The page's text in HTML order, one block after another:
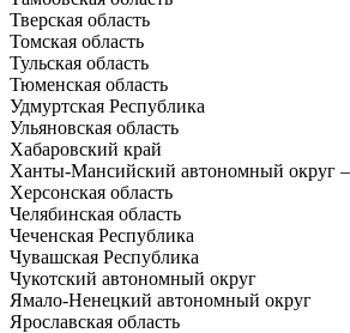
Тверская область
Томская область
Тульская область
Тюменская область
Удмуртская Республика
Ульяновская область
Хабаровский край
Ханты-Мансийский автономный округ
Херсонская область
Челябинская область
Чеченская Республика
Чувашская Республика
Чукотский автономный округ
Ямало-Ненецкий автономный округ
Ярославская область